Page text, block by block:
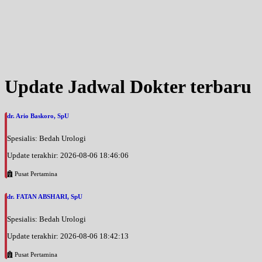
Update Jadwal Dokter terbaru
dr. Ario Baskoro, SpU
Spesialis: Bedah Urologi
Update terakhir: 2026-08-06 18:46:06
Pusat Pertamina
dr. FATAN ABSHARI, SpU
Spesialis: Bedah Urologi
Update terakhir: 2026-08-06 18:42:13
Pusat Pertamina